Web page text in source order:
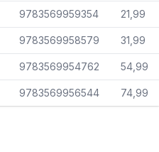
9783569959354 21,99
9783569958579 31,99
9783569954762 54,99
9783569956544 74,99